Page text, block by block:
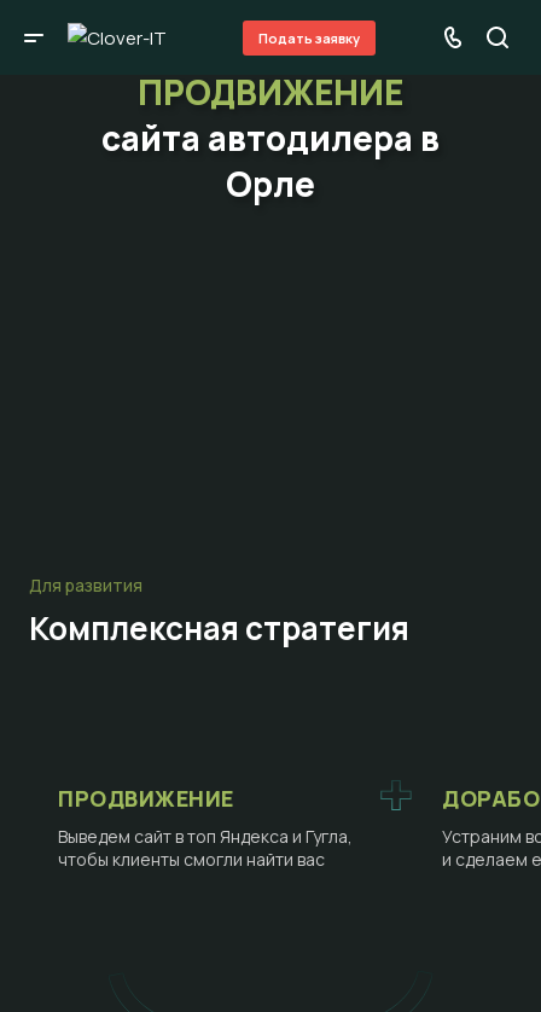
Подать заявку
ПРОДВИЖЕНИЕ
сайта автодилера в
Орле
Для развития
Комплексная стратегия
ПРОДВИЖЕНИЕ
Выведем сайт в топ Яндекса и Гугла,
чтобы клиенты смогли найти вас
Устраним
и сделаем